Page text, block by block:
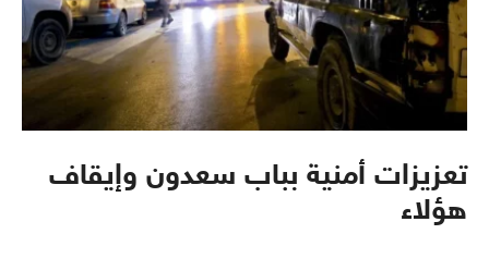
تعزيزات أمنية بباب سعدون وإيقاف
هؤلاء